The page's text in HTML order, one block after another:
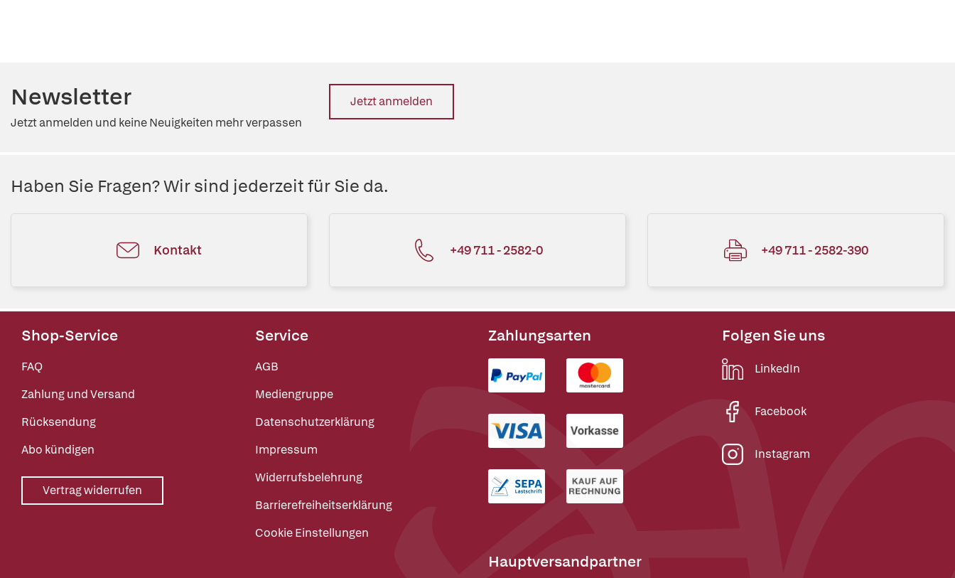
Newsletter
Jetzt anmelden und keine Neuigkeiten mehr verpassen
Jetzt anmelden
Haben Sie Fragen? Wir sind jederzeit für Sie da.
Kontakt +49 711 - 2582-0 +49 711 - 2582-390
Shop-Service
FAQ
Zahlung und Versand
Rücksendung
Abo kündigen
Vertrag widerrufen
Service
AGB
Mediengruppe
Datenschutzerklärung
Impressum
Widerrufsbelehrung
Barrierefreiheitserklärung
Cookie Einstellungen
Zahlungsarten
Hauptversandpartner
Folgen Sie uns
LinkedIn
Facebook
Instagram